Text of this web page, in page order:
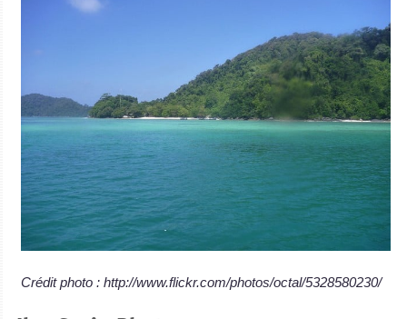
Crédit photo : http://www.flickr.com/photos/octal/5328580230/